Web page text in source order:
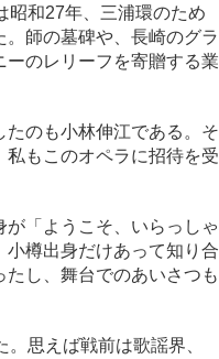
和27年、三浦環のため
師の墓碑や、長崎のグラ
のレリーフを寄贈する業
のも小林伸江である。そ
もこのオペラに招待を受
「ようこそ、いらっしゃ
樽出身だけあって知り合
し、舞台でのあいさつも
思えば戦前は歌謡界、